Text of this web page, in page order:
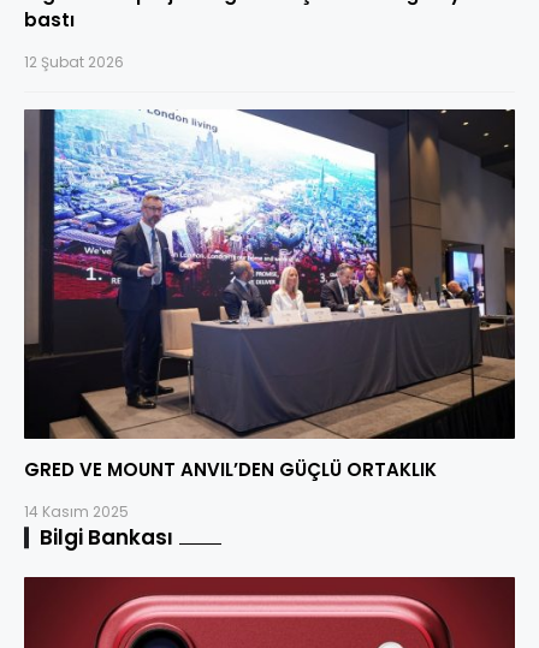
bastı
12 Şubat 2026
GRED VE MOUNT ANVIL’DEN GÜÇLÜ ORTAKLIK
14 Kasım 2025
Bilgi Bankası